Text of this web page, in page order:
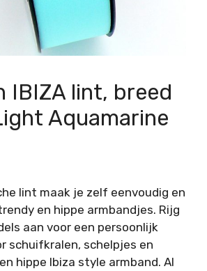
IBIZA lint, breed
Aquamarine
lint maak je zelf eenvoudig en
en hippe armbandjes. Rijg
aan voor een persoonlijk
schuifkralen, schelpjes en
hippe Ibiza style armband. Al